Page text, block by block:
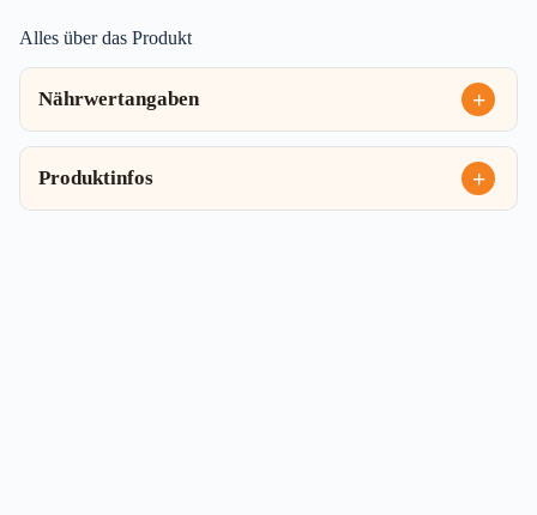
Alles über das Produkt
Nährwertangaben
Produktinfos